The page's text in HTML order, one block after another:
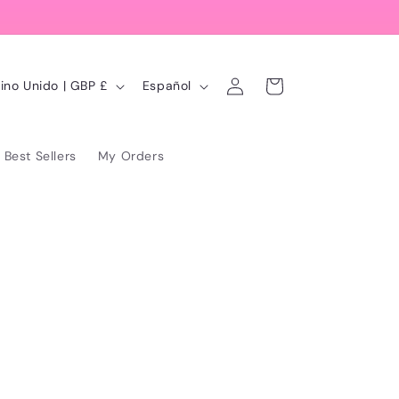
Best Sellers My Orders
Reino Unido | GBP £ Español
sesión
Carrito